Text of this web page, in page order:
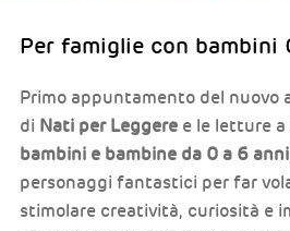
Per famiglie con bambini
Primo appuntamento del nuovo
di Nati per Leggere e le letture a
bambini e bambine da 0 a 6 anni
personaggi fantastici per far
stimolare creatività, curiosità e